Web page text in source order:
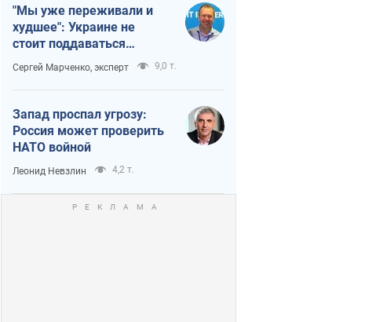
"Мы уже переживали и
худшее": Украине не
стоит поддаваться
отчаянию из-за
ракетного террора
Сергей Марченко, эксперт 9,0 т.
Запад проспал угрозу:
Россия может проверить
НАТО войной
Леонид Невзлин 4,2 т.